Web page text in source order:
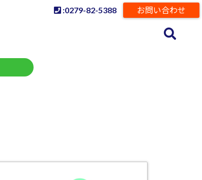
お問い合わせ
:0279-82-5388